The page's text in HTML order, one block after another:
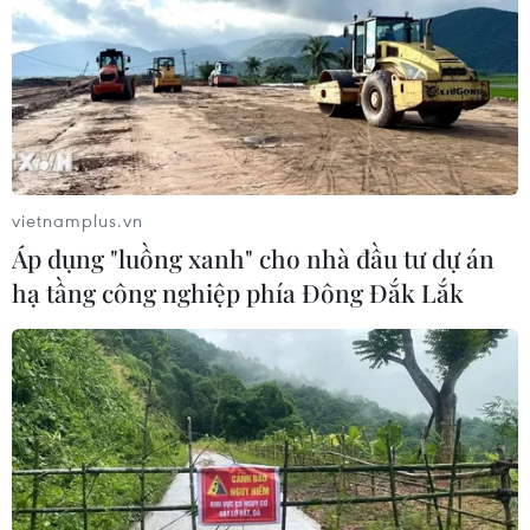
mua thêm 20 tấn vàng trong tháng 7
07/08/2026 15:21
Chuyên gia quốc tế đánh giá tích cực
về tiền đồng của Việt Nam
07/08/2026 12:46
Phép thử sức chống chịu của kinh tế
ASEAN
07/08/2026 12:35
Thuế polysilicon: Doanh nghiệp Hàn
vietnamplus.vn
Áp dụng "luồng xanh" cho nhà đầu tư dự án
hạ tầng công nghiệp phía Đông Đắk Lắk